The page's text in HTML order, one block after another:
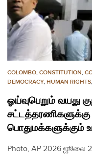
COLOMBO, CONSTITUTION,
DEMOCRACY, HUMAN RIGHTS,
ஓய்வுபெறும் வயது
சட்டத்தரணிகளுக்கு
பொதுமக்களுக்கும்
Photo, AP 2026 ஜூலை